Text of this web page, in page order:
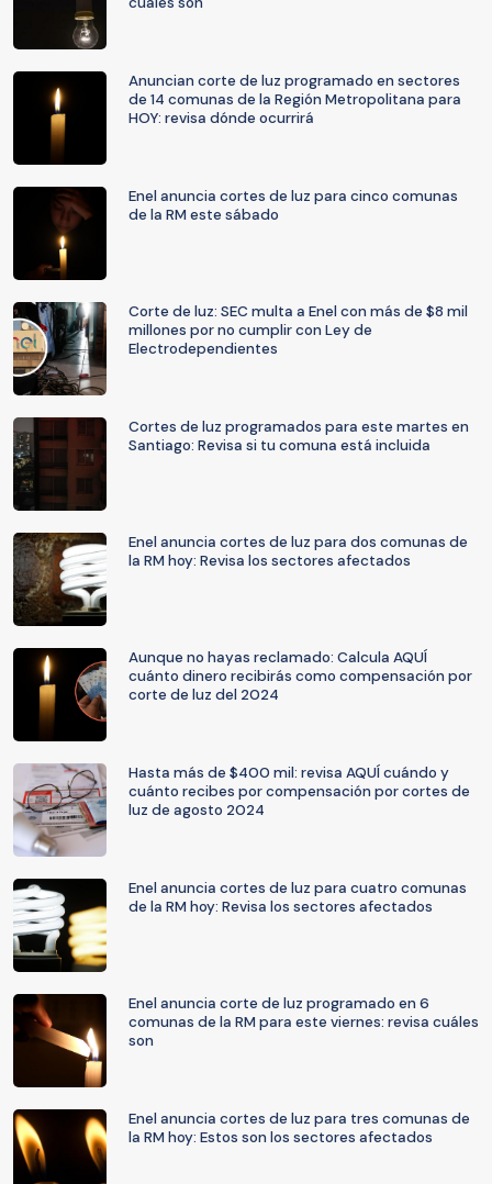
Anuncian corte de luz programado en sectores
de 14 comunas de la Región Metropolitana para
HOY: revisa dónde ocurrirá
Enel anuncia cortes de luz para cinco comunas
de la RM este sábado
Corte de luz: SEC multa a Enel con más de $8 mil
millones por no cumplir con Ley de
Electrodependientes
Cortes de luz programados para este martes en
Santiago: Revisa si tu comuna está incluida
Enel anuncia cortes de luz para dos comunas de
la RM hoy: Revisa los sectores afectados
Aunque no hayas reclamado: Calcula AQUÍ
cuánto dinero recibirás como compensación por
corte de luz del 2024
Hasta más de $400 mil: revisa AQUÍ cuándo y
cuánto recibes por compensación por cortes de
luz de agosto 2024
Enel anuncia cortes de luz para cuatro comunas
de la RM hoy: Revisa los sectores afectados
Enel anuncia corte de luz programado en 6
comunas de la RM para este viernes: revisa cuáles
son
Enel anuncia cortes de luz para tres comunas de
la RM hoy: Estos son los sectores afectados